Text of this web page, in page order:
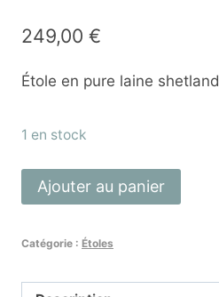
249,00 €
Étole en pure laine shetland
1 en stock
quantité
de
Ajouter au panier
Catégorie : Étoles